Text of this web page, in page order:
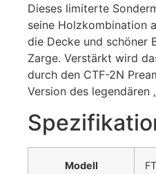
Dieses limiterte
seine Holzkombination
die Decke und schöner
Zarge. Verstärkt wird
durch den CTF-2N
Version des legendären
Modell